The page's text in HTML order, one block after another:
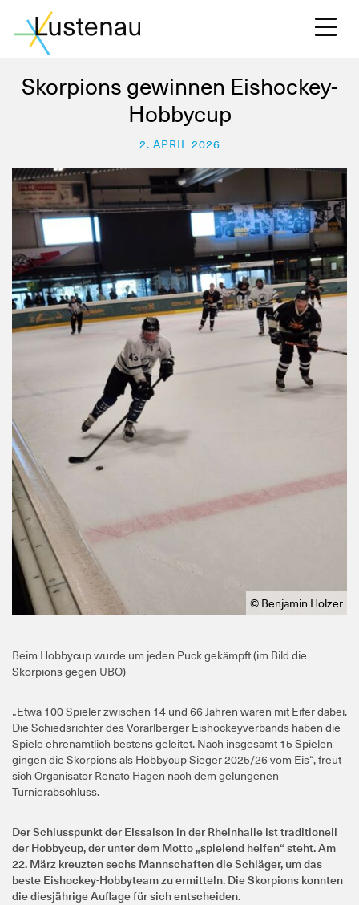
Skorpions gewinnen Eishockey-
Hobbycup
2. APRIL 2026
© Benjamin Holzer
Beim Hobbycup wurde um jeden Puck gekämpft (im Bild die
Skorpions gegen UBO)
„Etwa 100 Spieler zwischen 14 und 66 Jahren waren mit Eifer dabei.
Die Schiedsrichter des Vorarlberger Eishockeyverbands haben die
Spiele ehrenamtlich bestens geleitet. Nach insgesamt 15 Spielen
gingen die Skorpions als Hobbycup Sieger 2025/26 vom Eis“, freut
sich Organisator Renato Hagen nach dem gelungenen
Turnierabschluss.
Der Schlusspunkt der Eissaison in der Rheinhalle ist traditionell
der Hobbycup, der unter dem Motto „spielend helfen“ steht. Am
22. März kreuzten sechs Mannschaften die Schläger, um das
beste Eishockey-Hobbyteam zu ermitteln. Die Skorpions konnten
die diesjährige Auflage für sich entscheiden.